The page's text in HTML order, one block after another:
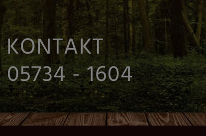
KONTAKT
05734 - 1604